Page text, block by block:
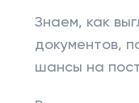
Знаем, как
документов,
шансы на